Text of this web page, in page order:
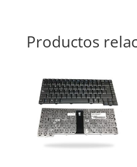
Productos